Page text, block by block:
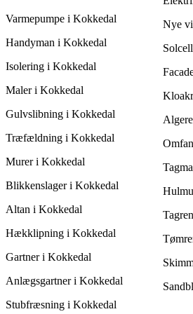
Varmepumpe i Kokkedal
Handyman i Kokkedal
Isolering i Kokkedal
Maler i Kokkedal
Gulvslibning i Kokkedal
Træfældning i Kokkedal
Murer i Kokkedal
Blikkenslager i Kokkedal
Altan i Kokkedal
Hækklipning i Kokkedal
Gartner i Kokkedal
Anlægsgartner i Kokkedal
Stubfræsning i Kokkedal
Nye